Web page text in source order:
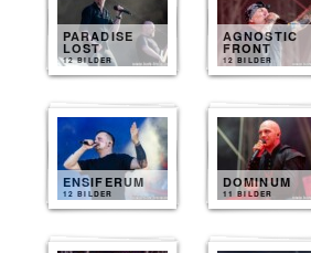
PARADISE
LOST
12 BILDER
AGNOSTIC
FRONT
12 BILDER
ENSIFERUM
12 BILDER
DOMINUM
11 BILDER